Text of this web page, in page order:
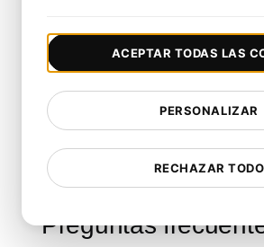
rigurosamente tus puntos finales
bajo condiciones extremas. Al
desafíos de rendimiento y asegurar
experiencia sin problemas para tus
importar la carga.
Preguntas
RECHAZAR TODO
PERSONALIZAR
ACEPTAR TODAS LAS